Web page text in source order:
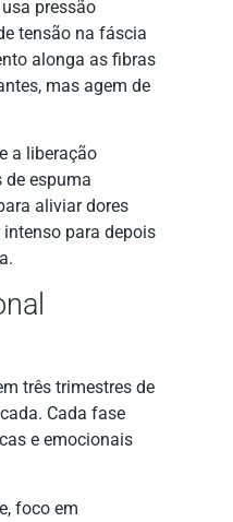
pressão
tensão na fáscia
alonga as fibras
mas agem de
a liberação
espuma
aliviar dores
para depois
três trimestres de
Cada fase
e emocionais
foco em